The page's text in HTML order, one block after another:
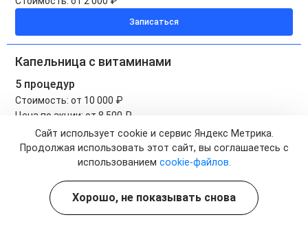
Записаться
Капельница с витаминами
5 процедур
Стоимость: от 10 000 ₽
Цена по акции: от 8 500 ₽
Записаться
1 процедура
Стоимость:от 3 000 ₽
Сайт использует cookie и сервис Яндекс Метрика.
Продолжая использовать этот сайт, вы соглашаетесь с
использованием cookie-файлов.
Хорошо, не показывать снова